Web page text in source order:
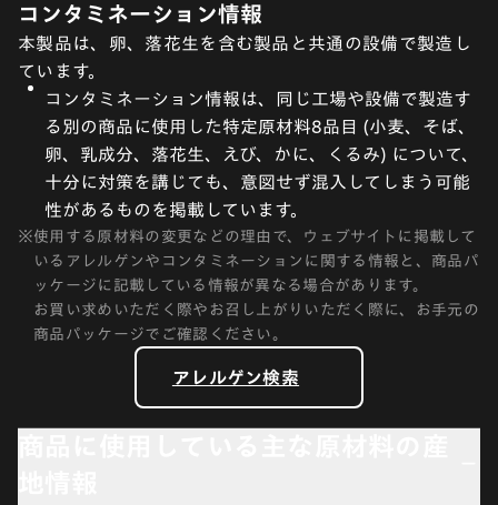
コンタミネーション情報
本製品は、卵、落花生を含む製品と共通の設備で製造し
ています。
コンタミネーション情報は、同じ工場や設備で製造す
る別の商品に使用した特定原材料8品目 (小麦、そば、
卵、乳成分、落花生、えび、かに、くるみ) について、
十分に対策を講じても、意図せず混入してしまう可能
性があるものを掲載しています。
※使用する原材料の変更などの理由で、ウェブサイトに掲載して
いるアレルゲンやコンタミネーションに関する情報と、商品パ
ッケージに記載している情報が異なる場合があります。
お買い求めいただく際やお召し上がりいただく際に、お手元の
商品パッケージでご確認ください。
アレルゲン検索